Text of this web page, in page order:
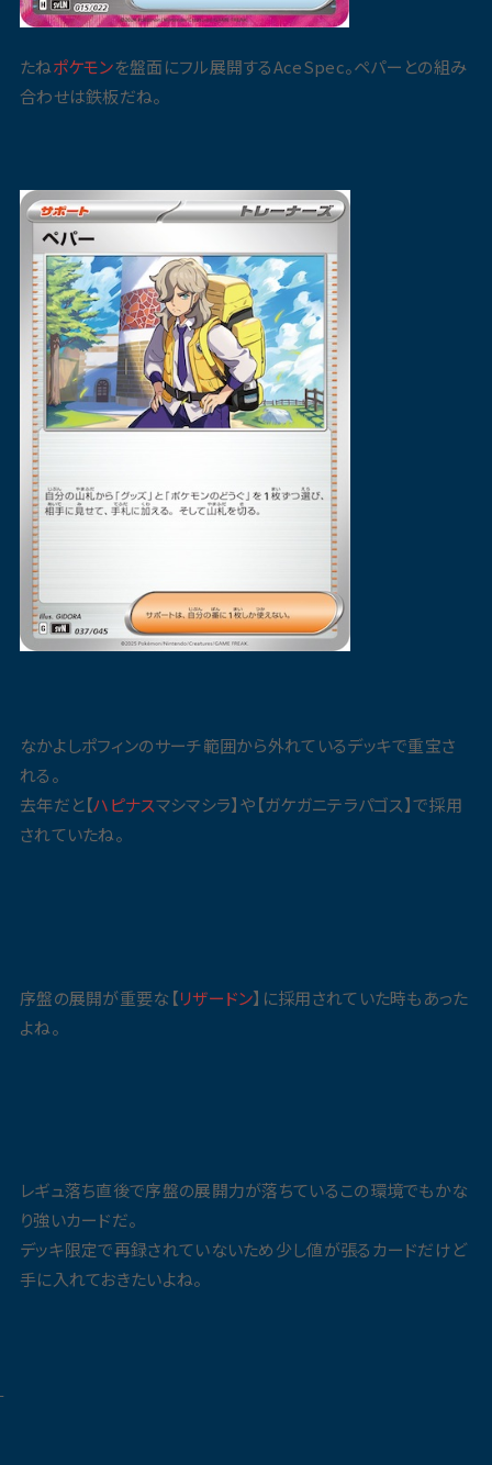
たねポケモンを盤面にフル展開するAceSpec。ペパーとの組み
合わせは鉄板だね。
なかよしポフィンのサーチ範囲から外れているデッキで重宝さ
れる。
去年だと【ハピナスマシマシラ】や【ガケガニテラパゴス】で採用
されていたね。
序盤の展開が重要な【リザードン】に採用されていた時もあった
よね。
レギュ落ち直後で序盤の展開力が落ちているこの環境でもかな
り強いカードだ。
デッキ限定で再録されていないため少し値が張るカードだけど
手に入れておきたいよね。